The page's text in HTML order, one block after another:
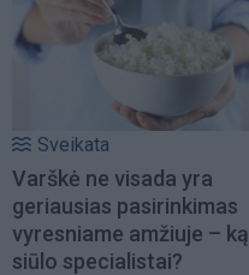
Sveikata
Varškė ne visada yra
geriausias pasirinkimas
vyresniame amžiuje – ką
siūlo specialistai?